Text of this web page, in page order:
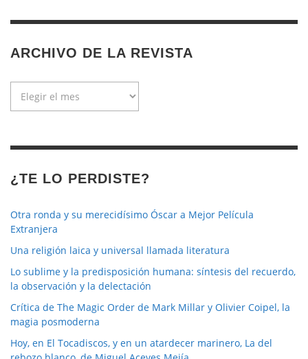
ARCHIVO DE LA REVISTA
¿TE LO PERDISTE?
Otra ronda y su merecidísimo Óscar a Mejor Película
Extranjera
Una religión laica y universal llamada literatura
Lo sublime y la predisposición humana: síntesis del recuerdo,
la observación y la delectación
Crítica de The Magic Order de Mark Millar y Olivier Coipel, la
magia posmoderna
Hoy, en El Tocadiscos, y en un atardecer marinero, La del